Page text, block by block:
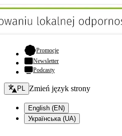
Promocje- otwiera się w nowej karcie
Newsletter
Podcasty
Zmień język - bieżący:
PL Zmień język strony
English (EN)
Українська (UA)